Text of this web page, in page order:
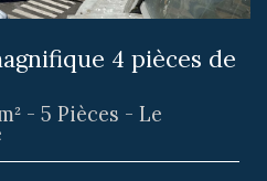
4 pièces de
- 5 Pièces - Le